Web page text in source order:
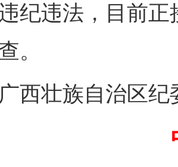
纪违法，目前
。
壮族自治区纪